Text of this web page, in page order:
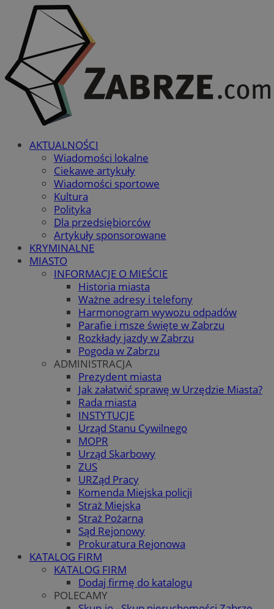
AKTUALNOŚCI
Wiadomości lokalne
Ciekawe artykuły
Wiadomości sportowe
Kultura
Polityka
Dla przedsiębiorców
Artykuły sponsorowane
KRYMINALNE
MIASTO
INFORMACJE O MIEŚCIE
Historia miasta
Ważne adresy i telefony
Harmonogram wywozu odpadów
Parafie i msze święte w Zabrzu
Rozkłady jazdy w Zabrzu
Pogoda w Zabrzu
ADMINISTRACJA
Prezydent miasta
Jak załatwić sprawę w Urzędzie Miasta?
Rada miasta
INSTYTUCJE
Urząd Stanu Cywilnego
MOPR
Urząd Skarbowy
ZUS
URZąd Pracy
Komenda Miejska policji
Straż Miejska
Straż Pożarna
Sąd Rejonowy
Prokuratura Rejonowa
KATALOG FIRM
KATALOG FIRM
Dodaj firmę do katalogu
POLECAMY